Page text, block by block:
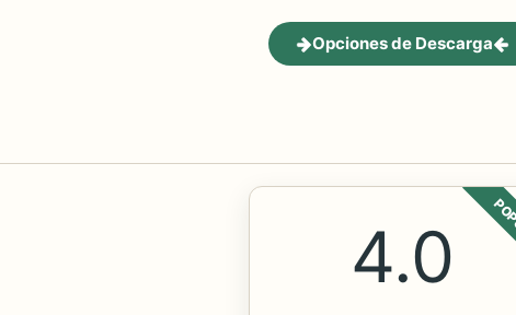
Opciones de Descarga
4.0